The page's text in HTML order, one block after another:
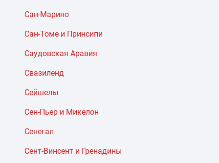
Сан-Марино
Сан-Томе и Принсипи
Саудовская Аравия
Свазиленд
Сейшелы
Сен-Пьер и Микелон
Сенегал
Сент-Винсент и Гренадины